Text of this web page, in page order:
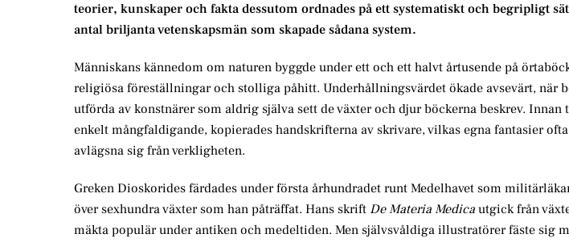
teorier, kunskaper och fakta dessutom ordnades på ett systematiskt och begripligt
antal briljanta vetenskapsmän som skapade sådana system.
Människans kännedom om naturen byggde under ett och ett halvt årtusende på
religiösa föreställningar och stolliga påhitt. Underhållningsvärdet ökade avsevärt, när
utförda av konstnärer som aldrig själva sett de växter och djur böckerna beskrev. Innan
enkelt mångfaldigande, kopierades handskrifterna av skrivare, vilkas egna fantasier
avlägsna sig från verkligheten.
Greken Dioskorides färdades under första århundradet runt Medelhavet som
över sexhundra växter som han påträffat. Hans skrift De Materia Medica utgick från
mäkta populär under antiken och medeltiden. Men självsvåldiga illustratörer fäste sig